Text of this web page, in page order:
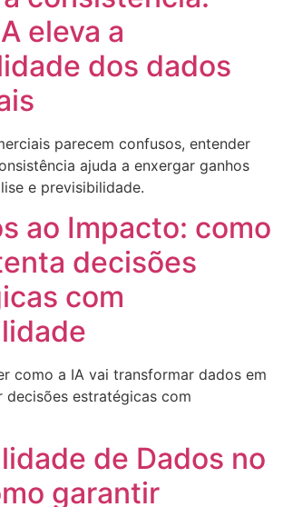
eleva a
dos dados
parecem confusos, entender
ajuda a enxergar ganhos
e previsibilidade.
ao Impacto: como
decisões
com
como a IA vai transformar dados em
decisões estratégicas com
de Dados no
garantir